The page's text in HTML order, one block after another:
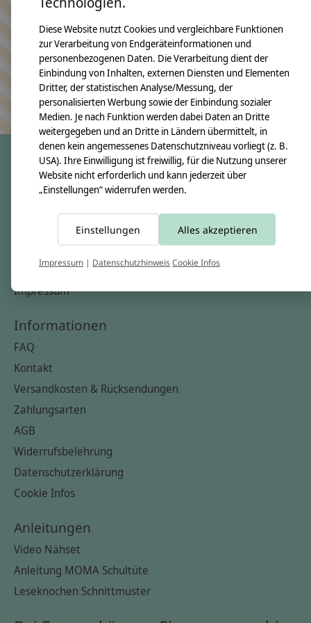
Bleiben Sie in Kontakt
Keine Sorge, wir übertreiben es nicht
crêpes suzette
Unsere Creppies
Nähkästchen
Unsere Stoffe
Impressum
Informationen
FAQ
Kontakt
Versandkosten & Rücksendungen
Zahlungsarten
AGB
Widerrufsbelehrung
Datenschutzerklärung
Cookie Infos
Anleitungen
Video Nähset
Anleitung MOMA Schultüte
Leseknochen Schnittmuster
Diese Website nutzt Cookies und vergleichbare Funktionen
zur Verarbeitung von Endgeräteinformationen und
personenbezogenen Daten. Die Verarbeitung dient der
Einbindung von Inhalten, externen Diensten und Elementen
Dritter, der statistischen Analyse/Messung, der
personalisierten Werbung sowie der Einbindung sozialer
Medien. Je nach Funktion werden dabei Daten an Dritte
weitergegeben und an Dritte in Ländern übermittelt, in
denen kein angemessenes Datenschutzniveau vorliegt (z. B.
USA). Ihre Einwilligung ist freiwillig, für die Nutzung unserer
Website nicht erforderlich und kann jederzeit über
„Einstellungen“ widerrufen werden.
Einstellungen Alles akzeptieren
Impressum | DatenschutzhinweisCookie Infos